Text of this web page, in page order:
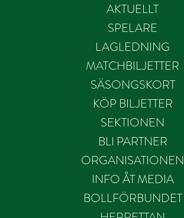
AKTUELLT
SPELARE
LAGLEDNING
MATCHBILJETTER
SÄSONGSKORT
KÖP BILJETTER
SEKTIONEN
BLI PARTNER
ORGANISATIONEN
INFO ÅT MEDIA
BOLLFÖRBUNDET